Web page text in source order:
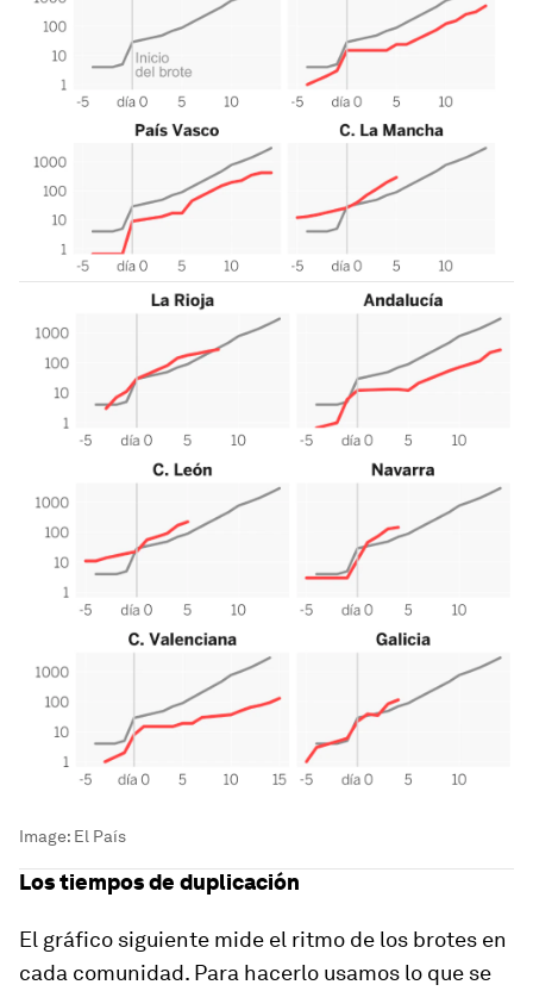
Image: El País
Los tiempos de duplicación
El gráfico siguiente mide el ritmo de los brotes en
cada comunidad. Para hacerlo usamos lo que se